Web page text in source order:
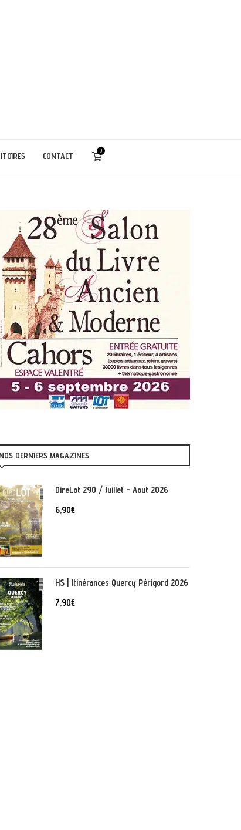
CONTACT
0
NOS DERNIERS MAGAZINES
DireLot 290 / Juillet - Aout 2026
6,90€
HS | Itinérances Quercy Périgord 2026
7,90€